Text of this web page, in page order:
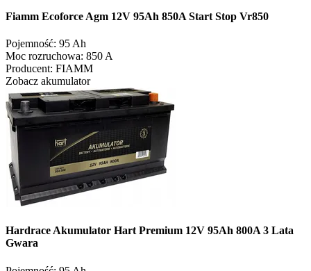
Fiamm Ecoforce Agm 12V 95Ah 850A Start Stop Vr850
Pojemność: 95 Ah
Moc rozruchowa: 850 A
Producent: FIAMM
Zobacz akumulator
Hardrace Akumulator Hart Premium 12V 95Ah 800A 3 Lata
Gwara